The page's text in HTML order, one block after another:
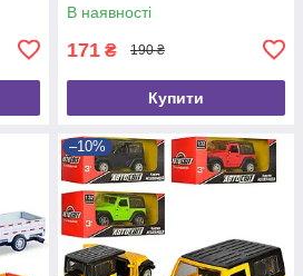
В наявності
171 ₴ 190 ₴
Купити
–10%